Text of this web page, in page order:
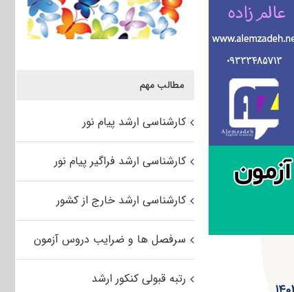
مطالب مهم
کارشناسی ارشد پیام نور
کارشناسی ارشد فراگیر پیام نور
کارشناسی ارشد خارج از کشور
سرفصل ها و ضرایب دروس آزمون
رتبه قبولی کنکور ارشد